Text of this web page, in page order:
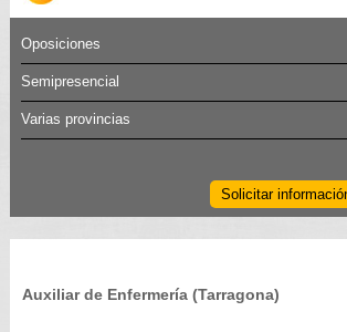
Oposiciones
Semipresencial
Varias provincias
Solicitar
Auxiliar de Enfermería (Tarragona)